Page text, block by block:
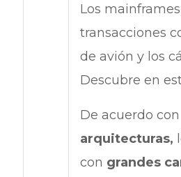
Los
transacciones
de avión y los
Descubre en
De acuerdo
arquitecturas,
con grandes